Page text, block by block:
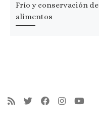
Frío y conservación de
alimentos